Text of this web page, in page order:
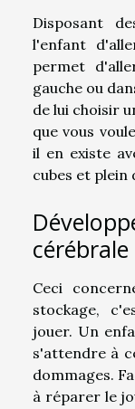
Disposant
l'enfant
permet
gauche ou
de lui choisir
que vous
il en existe
cubes et plein
cérébrale
Ceci
stockage,
jouer. Un
s'attendre à
dommages.
à réparer le